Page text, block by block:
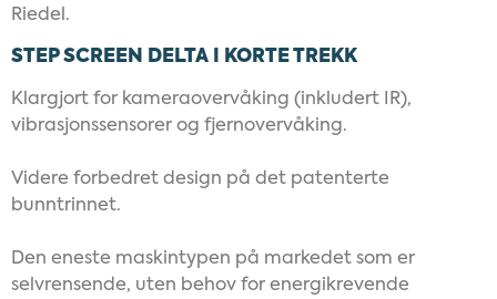
Riedel.
STEP SCREEN DELTA I KORTE TREKK
Klargjort for kameraovervåking (inkludert IR),
vibrasjonssensorer og fjernovervåking.
Videre forbedret design på det patenterte
bunntrinnet.
Den eneste maskintypen på markedet som er
selvrensende, uten behov for energikrevende